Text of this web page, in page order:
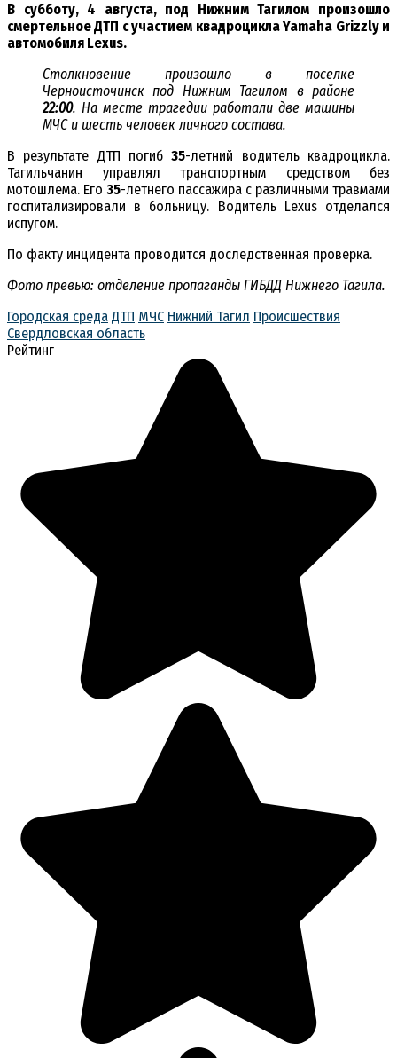
В субботу, 4 августа, под Нижним Тагилом произошло
смертельное ДТП с участием квадроцикла Yamaha Grizzly и
автомобиля Lexus.
Столкновение произошло в поселке
Черноисточинск под Нижним Тагилом в районе
22:00. На месте трагедии работали две машины
МЧС и шесть человек личного состава.
В результате ДТП погиб35-летний водитель квадроцикла.
Тагильчанин управлял транспортным средством без
мотошлема. Его 35-летнего пассажира с различными травмами
госпитализировали в больницу. Водитель Lexus отделался
испугом.
По факту инцидента проводится доследственная проверка.
Фото превью: отделение пропаганды ГИБДД Нижнего Тагила.
Городская среда ДТП МЧС Нижний Тагил Происшествия
Свердловская область
Рейтинг